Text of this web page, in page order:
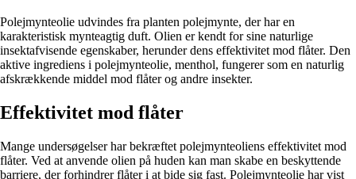
Polejmynteolie udvindes fra planten polejmynte, der har en
karakteristisk mynteagtig duft. Olien er kendt for sine naturlige
insektafvisende egenskaber, herunder dens effektivitet mod flåter. Den
aktive ingrediens i polejmynteolie, menthol, fungerer som en naturlig
afskrækkende middel mod flåter og andre insekter.
Effektivitet mod flåter
Mange undersøgelser har bekræftet polejmynteoliens effektivitet mod
flåter. Ved at anvende olien på huden kan man skabe en beskyttende
barriere, der forhindrer flåter i at bide sig fast. Polejmynteolie har vist